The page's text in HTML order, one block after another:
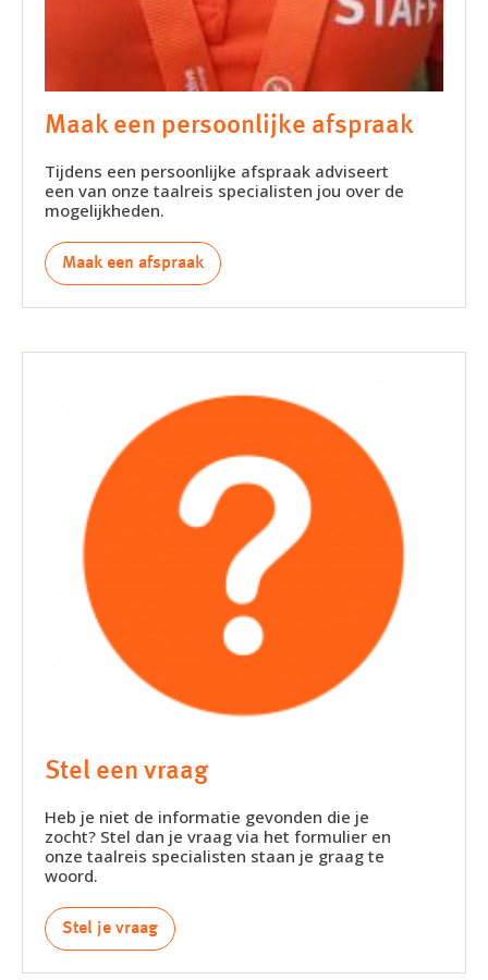
Maak een persoonlijke afspraak
Tijdens een persoonlijke afspraak adviseert
een van onze taalreis specialisten jou over de
mogelijkheden.
Maak een afspraak
Stel een vraag
Heb je niet de informatie gevonden die je
zocht? Stel dan je vraag via het formulier en
onze taalreis specialisten staan je graag te
woord.
Stel je vraag